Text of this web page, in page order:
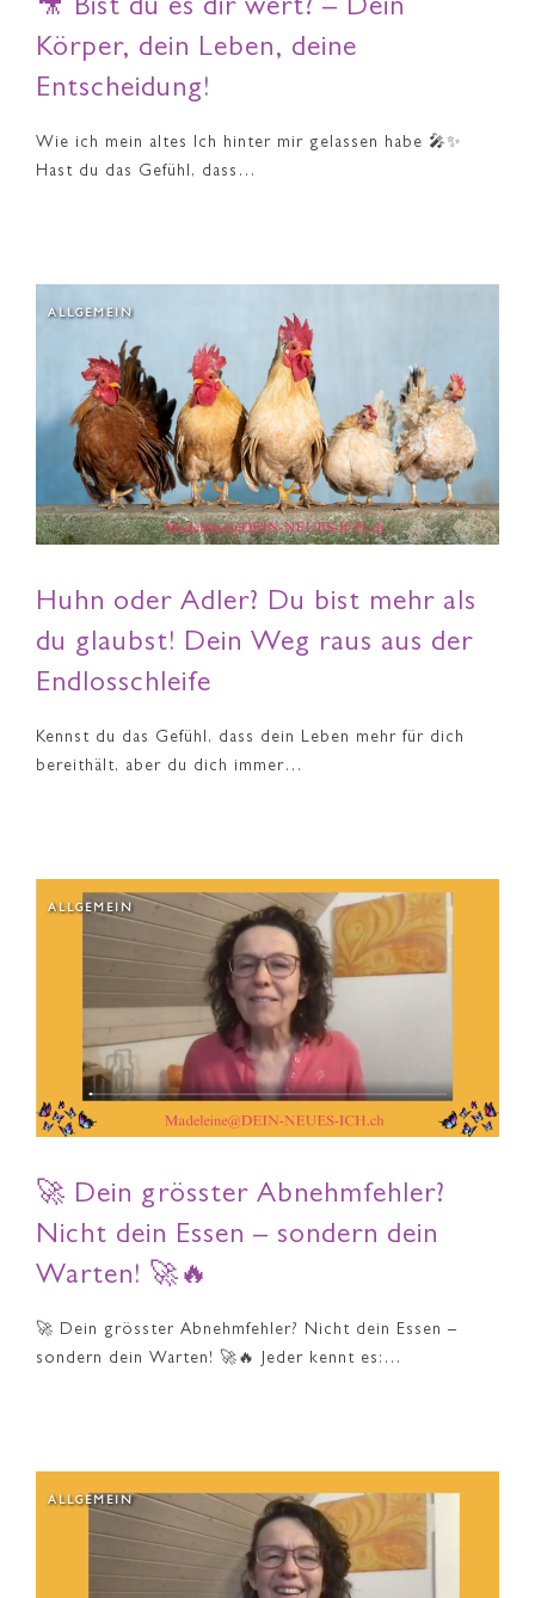
🎥 Bist du es dir wert? – Dein
Körper, dein Leben, deine
Entscheidung!
Wie ich mein altes Ich hinter mir gelassen habe 🎤✨
Hast du das Gefühl, dass…
ALLGEMEIN
Huhn oder Adler? Du bist mehr als
du glaubst! Dein Weg raus aus der
Endlosschleife
Kennst du das Gefühl, dass dein Leben mehr für dich
bereithält, aber du dich immer…
ALLGEMEIN
🚀 Dein grösster Abnehmfehler?
Nicht dein Essen – sondern dein
Warten! 🚀🔥
🚀 Dein grösster Abnehmfehler? Nicht dein Essen –
sondern dein Warten! 🚀🔥 Jeder kennt es:…
ALLGEMEIN